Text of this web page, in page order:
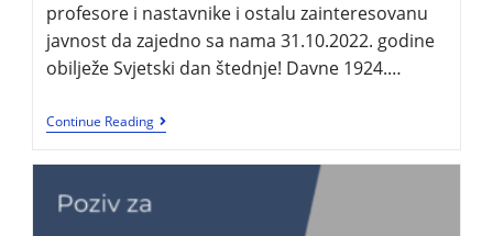
profesore i nastavnike i ostalu zainteresovanu
javnost da zajedno sa nama 31.10.2022. godine
obilježe Svjetski dan štednje! Davne 1924.…
Continue Reading